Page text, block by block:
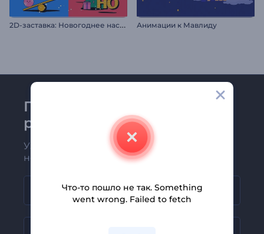
2
D-заставка: Новогоднее настроение Анимации к Мавлиду
Присоединяйтесь к
рассылке Renderforest
Узнавайте о последних новостях и
новых предложениях первыми
Что-то пошло не так. Something
went wrong. Failed to fetch